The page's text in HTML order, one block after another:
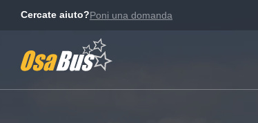
Cercate aiuto?Poni una domanda